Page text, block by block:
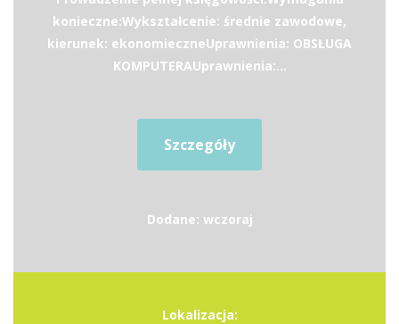
konieczne:Wykształcenie: średnie zawodowe,
kierunek: ekonomieczneUprawnienia: OBSŁUGA
KOMPUTERAUprawnienia:...
Szczegóły
Dodane: wczoraj
Lokalizacja: